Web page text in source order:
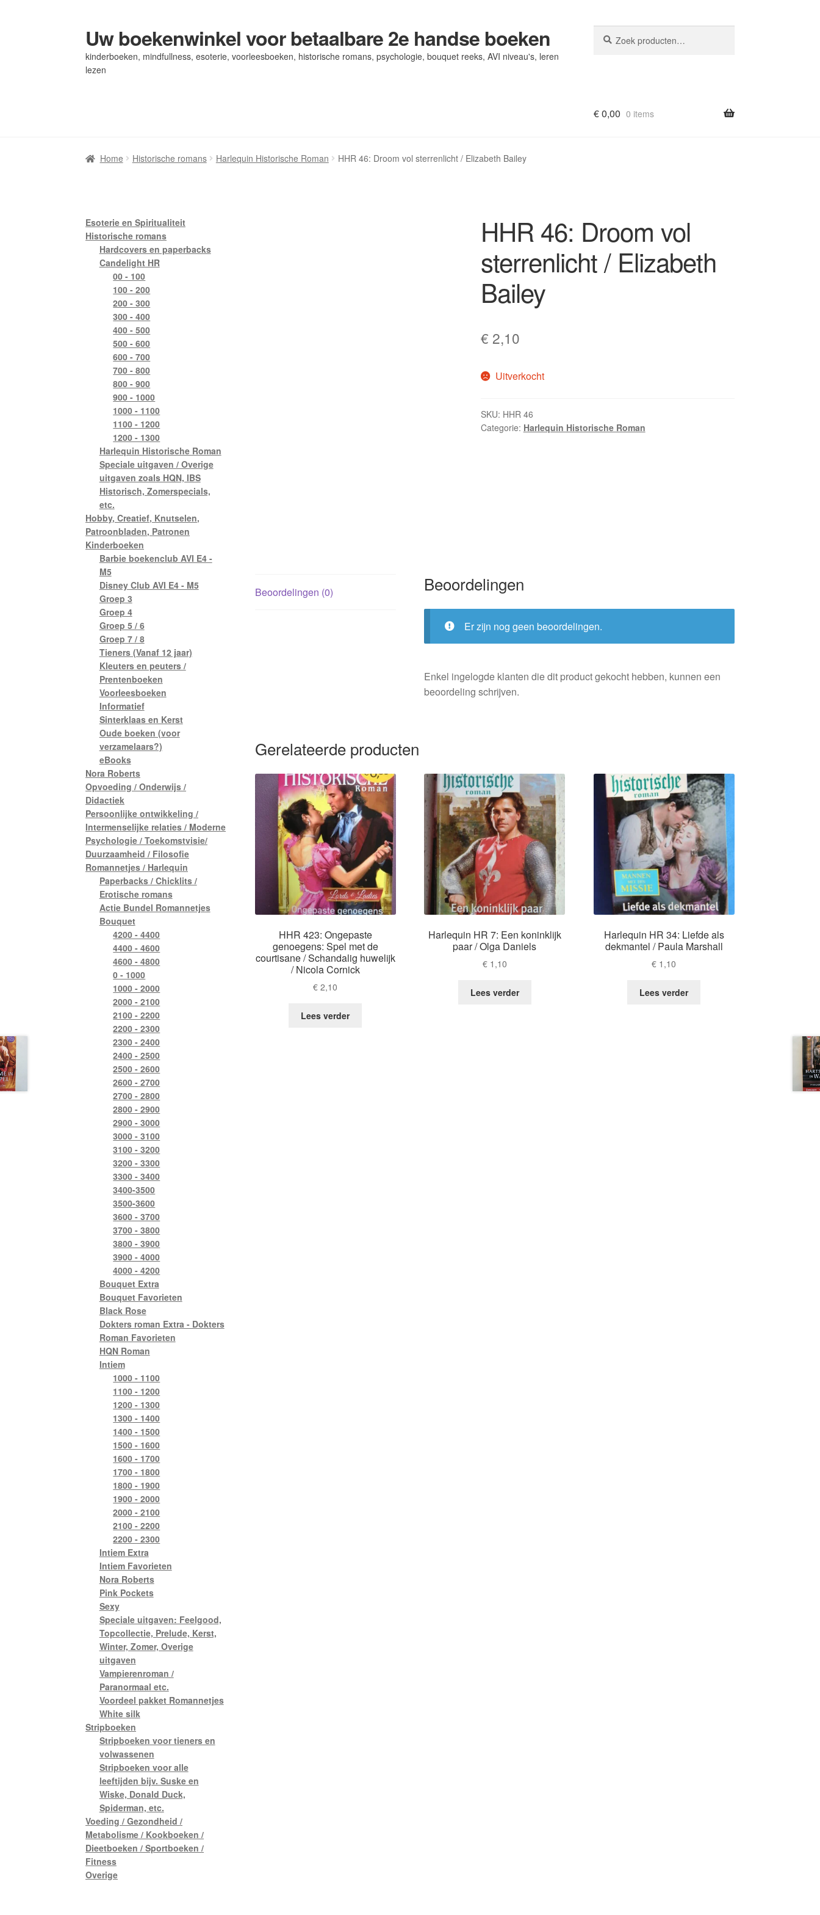
Ga
door
naar
Ga
naar
de
Uw boekenwinkel voor betaalbare 2e handse boeken
kinderboeken, mindfullness, esoterie, voorleesboeken, historische romans, psychologie, bouquet reeks, AVI niveau's, leren
lezen
naar:
€0,00 0 items
Home Historische romans Harlequin Historische Roman HHR 46: Droom vol sterrenlicht / Elizabeth Bailey
HHR 46: Droom vol
sterrenlicht / Elizabeth
Bailey
€ 2,10
Uitverkocht
SKU: HHR 46
Categorie: Harlequin Historische Roman
Beoordelingen (0) Beoordelingen
Er zijn nog geen beoordelingen.
Enkel ingelogde klanten die dit product gekocht hebben, kunnen een
beoordeling schrijven.
Gerelateerde producten
HHR 423: Ongepaste
genoegens: Spel met de
courtisane / Schandalig huwelijk
/ Nicola Cornick
€ 2,10
Lees verder
Harlequin HR 7: Een koninklijk
paar / Olga Daniels
€1,10
Lees verder
Harlequin HR 34: Liefde als
dekmantel / Paula Marshall
€ 1,10
Lees verder
Esoterie en Spiritualiteit
Historische romans
Hardcovers en paperbacks
Candelight HR
00 - 100
100 - 200
200 - 300
300 - 400
400 - 500
500 - 600
600 - 700
700 - 800
800 - 900
900 - 1000
1000 - 1100
1100 - 1200
1200 - 1300
Harlequin Historische Roman
Speciale uitgaven / Overige
uitgaven zoals HQN, IBS
Historisch, Zomerspecials,
etc.
Hobby, Creatief, Knutselen,
Patroonbladen, Patronen
Kinderboeken
Barbie boekenclub AVI E4 -
M5
Disney Club AVI E4 - M5
Groep 3
Groep 4
Groep 5 / 6
Groep 7 / 8
Tieners (Vanaf 12 jaar)
Kleuters en peuters /
Prentenboeken
Voorleesboeken
Informatief
Sinterklaas en Kerst
Oude boeken (voor
verzamelaars?)
eBooks
Nora Roberts
Opvoeding / Onderwijs /
Didactiek
Persoonlijke ontwikkeling /
Intermenselijke relaties / Moderne
Psychologie / Toekomstvisie/
Duurzaamheid / Filosofie
Romannetjes / Harlequin
Paperbacks / Chicklits /
Erotische romans
Actie Bundel Romannetjes
Bouquet
4200 - 4400
4400 - 4600
4600 - 4800
0 - 1000
1000 - 2000
2000 - 2100
2100 - 2200
2200 - 2300
2300 - 2400
2400 - 2500
2500 - 2600
2600 - 2700
2700 - 2800
2800 - 2900
2900 - 3000
3000 - 3100
3100 - 3200
3200 - 3300
3300 - 3400
3400-3500
3500-3600
3600 - 3700
3700 - 3800
3800 - 3900
3900 - 4000
4000 - 4200
Bouquet Extra
Bouquet Favorieten
Black Rose
Dokters roman Extra - Dokters
Roman Favorieten
HQN Roman
Intiem
1000 - 1100
1100 - 1200
1200 - 1300
1300 - 1400
1400 - 1500
1500 - 1600
1600 - 1700
1700 - 1800
1800 - 1900
1900 - 2000
2000 - 2100
2100 - 2200
2200 - 2300
Intiem Extra
Intiem Favorieten
Nora Roberts
Pink Pockets
Sexy
Speciale uitgaven: Feelgood,
Topcollectie, Prelude, Kerst,
Winter, Zomer, Overige
uitgaven
Vampierenroman /
Paranormaal etc.
Voordeel pakket Romannetjes
White silk
Stripboeken
Stripboeken voor tieners en
volwassenen
Stripboeken voor alle
leeftijden bijv. Suske en
Wiske, Donald Duck,
Spiderman, etc.
Voeding / Gezondheid /
Metabolisme / Kookboeken /
Dieetboeken / Sportboeken /
Fitness
Overige